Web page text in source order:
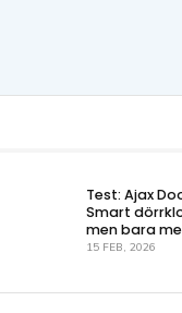
Test: Ajax
Smart
men bara
systemet
15 FEB, 2026